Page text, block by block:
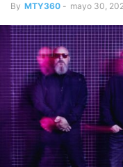
By MTY360 - mayo 30,